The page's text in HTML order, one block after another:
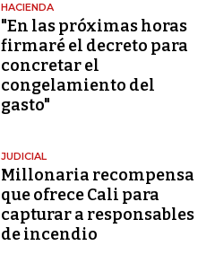
HACIENDA
"En las próximas horas
firmaré el decreto para
concretar el
congelamiento del
gasto"
JUDICIAL
Millonaria recompensa
que ofrece Cali para
capturar a responsables
de incendio